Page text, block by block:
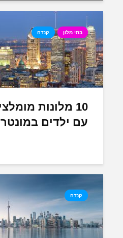
בתי מלון קנדה
10 מלונות
עם ילדים
קנדה